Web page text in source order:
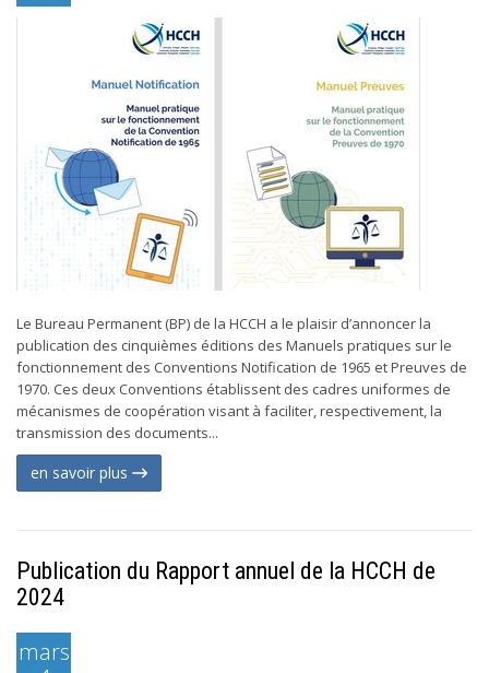
Le Bureau Permanent (BP) de la HCCH a le plaisir d’annoncer la
publication des cinquièmes éditions des Manuels pratiques sur le
fonctionnement des Conventions Notification de 1965 et Preuves de
1970. Ces deux Conventions établissent des cadres uniformes de
mécanismes de coopération visant à faciliter, respectivement, la
transmission des documents...
en savoir plus
Publication du Rapport annuel de la HCCH de
2024
mars